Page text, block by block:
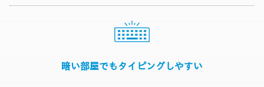
暗い部屋でも タイピングしやすい